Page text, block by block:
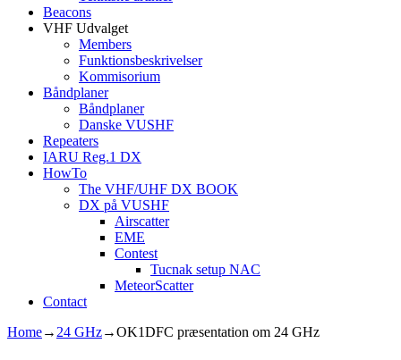
Beacons
VHF Udvalget
Members
Funktionsbeskrivelser
Kommisorium
Båndplaner
Båndplaner
Danske VUSHF
Repeaters
IARU Reg.1 DX
HowTo
The VHF/UHF DX BOOK
DX på VUSHF
Airscatter
EME
Contest
Tucnak setup NAC
MeteorScatter
Contact
Home→ 24 GHz→OK1DFC præsentation om 24 GHz